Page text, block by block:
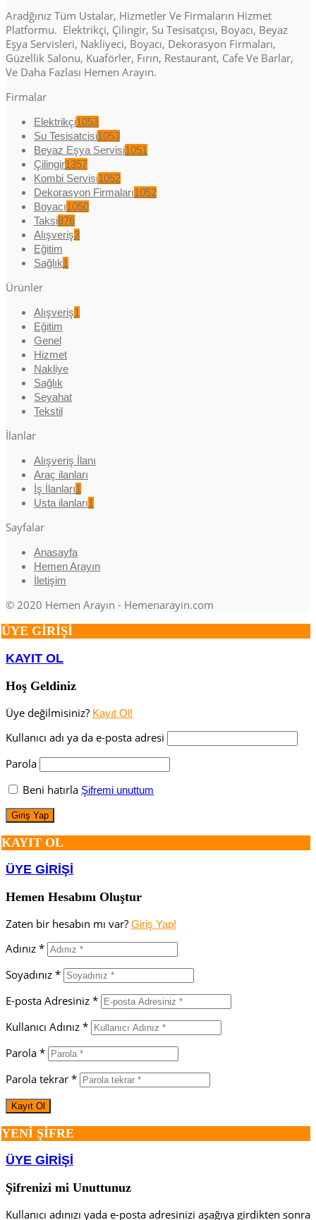
Aradğınız Tüm Ustalar, Hizmetler Ve Firmaların Hizmet
Platformu. Elektrikçi, Çilingir, Su Tesisatçısı, Boyacı, Beyaz
Eşya Servisleri, Nakliyeci, Boyacı, Dekorasyon Firmaları,
Güzellik Salonu, Kuaförler, Fırın, Restaurant, Cafe Ve Barlar,
Ve Daha Fazlası Hemen Arayın.
Firmalar
Elektrikçi1053
Su Tesisatcisi1053
Beyaz Eşya Servisi1051
Çilingir1357
Kombi Servisi1052
Dekorasyon Firmaları1052
Boyacı1050
Taksi876
Alışveriş3
Eğitim
Sağlık1
Ürünler
Alışveriş1
Eğitim
Genel
Hizmet
Nakliye
Sağlık
Seyahat
Tekstil
İlanlar
Alışveriş İlanı
Araç ilanları
İş İlanları1
Usta ilanları1
Sayfalar
Anasayfa
Hemen Arayın
İletişim
© 2020 Hemen Arayın - Hemenarayin.com
ÜYE GİRİŞİ
KAYIT OL
Hoş Geldiniz
Üye değilmisiniz? Kayıt Ol!
Kullanıcı adı ya da e-posta adresi
Parola
Beni hatırla Şifremi unuttum
KAYIT OL
ÜYE GİRİŞİ
Hemen Hesabını Oluştur
Zaten bir hesabın mı var? Giriş Yap!
Adınız *
Soyadınız *
E-posta Adresiniz *
Kullanıcı Adınız *
Parola *
Parola tekrar *
YENİ ŞİFRE
ÜYE GİRİŞİ
Şifrenizi mi Unuttunuz
Kullanıcı adınızı yada e-posta adresinizi aşağıya girdikten sonra